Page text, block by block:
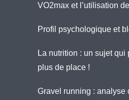
VO2max et l’utilisation
Profil psychologique et
La nutrition : un sujet qui
plus de place !
Gravel running : analyse